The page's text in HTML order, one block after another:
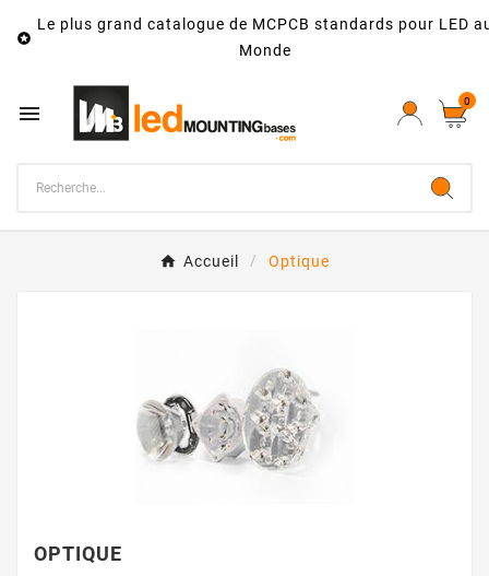

Le plus grand catalogue de MCPCB standards pour LED
Monde
 0
Accueil Optique
OPTIQUE